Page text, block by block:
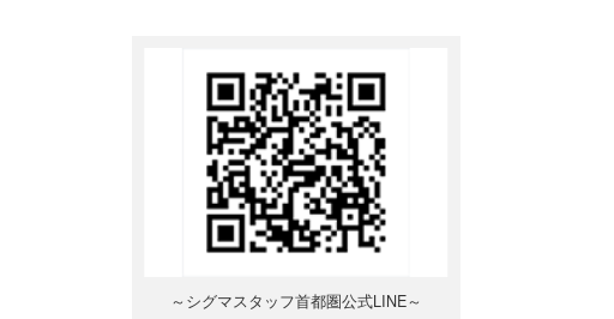
～シグマスタッフ首都圏公式LINE～